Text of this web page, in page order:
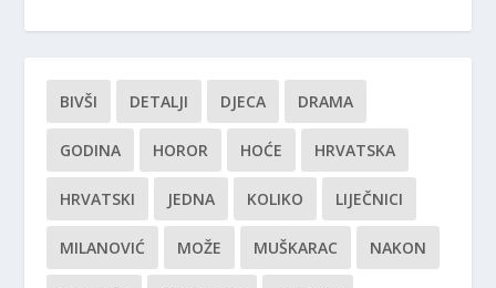
BIVŠI DETALJI DJECA DRAMA
GODINA HOROR HOĆE HRVATSKA
HRVATSKI JEDNA KOLIKO LIJEČNICI
MILANOVIĆ MOŽE MUŠKARAC NAKON